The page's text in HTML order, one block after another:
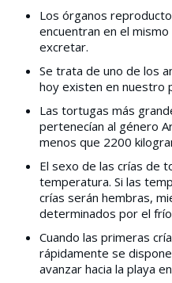
Los órganos
encuentran en el
excretar.
Se trata de uno de los
hoy existen en nuestro
Las tortugas más
pertenecían al género
menos que 2200
El sexo de las crías de
temperatura. Si las
crías serán hembras,
determinados por el
Cuando las primeras
rápidamente se
avanzar hacia la playa